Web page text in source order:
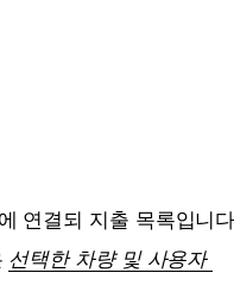
연결되 지출 목록입니
선택한 차량 및 사용자